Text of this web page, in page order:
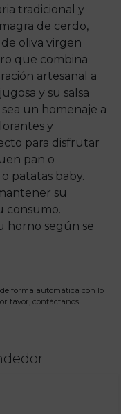
tradicional y
de cerdo,
oliva virgen
que combina
artesanal a
y su salsa
un homenaje a
y
para disfrutar
pan o
patatas baby.
su
consumo.
horno según se
forma automática con lo
favor, contáctanos